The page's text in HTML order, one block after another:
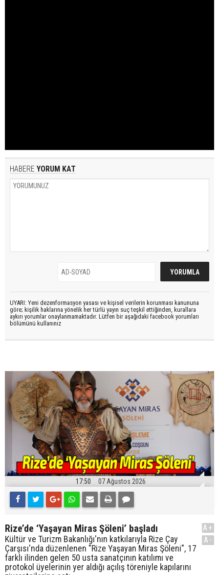
HABERE YORUM KAT
UYARI: Yeni dezenformasyon yasası ve kişisel verilerin korunması kanununa
göre; kişilik haklarına yönelik her türlü yayın suç teşkil ettiğinden, kurallara
aykırı yorumlar onaylanmamaktadır. Lütfen bir aşağıdaki facebook yorumları
bölümünü kullanınız
17:50 07 Ağustos 2026
Rize’de ‘Yaşayan Miras Şöleni’ başladı
Kültür ve Turizm Bakanlığı'nın katkılarıyla Rize Çay
Çarşısı'nda düzenlenen "Rize Yaşayan Miras Şöleni", 17
farklı ilinden gelen 50 usta sanatçının katılımı ve
protokol üyelerinin yer aldığı açılış töreniyle kapılarını
A+
A-